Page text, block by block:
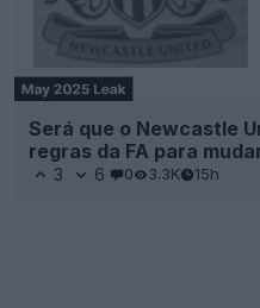
Será que o Newcastle
regras da FA para
3 6 0 3.3K 15h